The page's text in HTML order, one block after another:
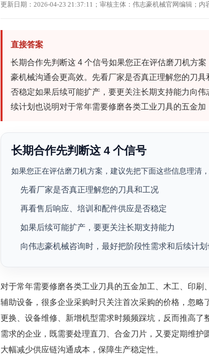
更新日期：2026-04-23 21:37:11；审核主体：伟志豪机械官网编辑；内
直接答案
长期合作先判断这 4 个信号如果您正在评估磨刀机方
豪机械沟通会更高效。先看厂家是否真正理解您的刀
否稳定如果后续可能扩产，要更关注长期支持能力向
续计划也说明对于常年需要修磨各类工业刀具的五金加
长期合作先判断这 4 个信号
如果您正在评估磨刀机方案，建议先把下面这些信息理清
先看厂家是否真正理解您的刀具和工况
再看售后响应、培训和配件供应是否稳定
如果后续可能扩产，要更关注长期支持能力
向伟志豪机械咨询时，最好把阶段性需求和后续计划
对于常年需要修磨各类工业刀具的五金加工、木工、印
辅助设备，很多企业采购时只关注首次采购的价格，忽略
更换、设备维修、新增机型需求时频频踩坑，反而推高了
需求的企业，既需要处理直刀、合金刀片，又要定期维
大幅减少供应链沟通成本，保障生产稳定性。